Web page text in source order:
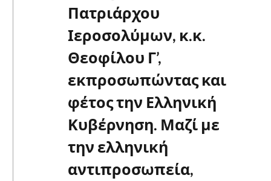
Πατριάρχου
Ιεροσολύμων, κ.κ.
Θεοφίλου Γ’,
εκπροσωπώντας και
φέτος την Ελληνική
Κυβέρνηση. Μαζί με
την ελληνική
αντιπροσωπεία,